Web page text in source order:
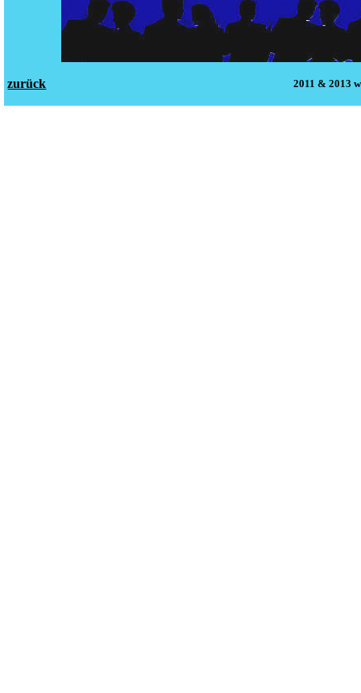
zurück 2011 & 2013